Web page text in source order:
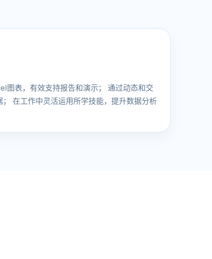
图表，有效支持报告和演示； 通过动态和交
在工作中灵活运用所学技能，提升数据分析